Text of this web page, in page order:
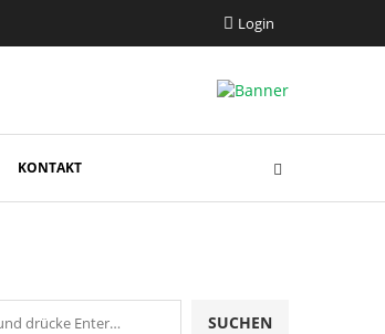
Login
KONTAKT
SUCHEN